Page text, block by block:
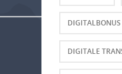
DIGITALBONUS
DIGITALE